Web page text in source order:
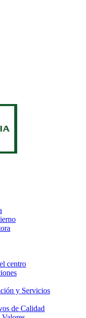
centro
y Servicios
de Calidad